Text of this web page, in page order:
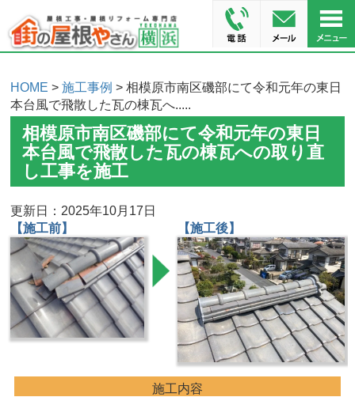
HOME >施工事例 > 相模原市南区磯部にて令和元年の東日
本台風で飛散した瓦の棟瓦へ.....
相模原市南区磯部にて令和元年の東日
本台風で飛散した瓦の棟瓦への取り直
し工事を施工
更新日：2025年10月17日
【施工前】
【施工後】
施工内容